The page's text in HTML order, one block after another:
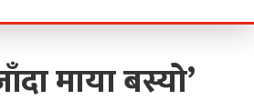
माया बस्यो’